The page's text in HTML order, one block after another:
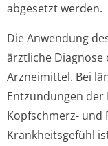
abgesetzt werden.
Die Anwendung
ärztliche
Arzneimittel. Bei
Entzündungen
Kopfschmerz- und
Krankheitsgefühl